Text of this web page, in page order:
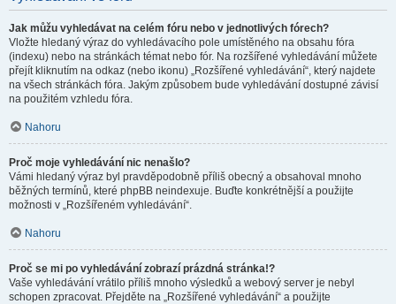
Jak můžu vyhledávat na celém fóru nebo v jednotlivých fórech?
Vložte hledaný výraz do vyhledávacího pole umístěného na obsahu fóra
(indexu) nebo na stránkách témat nebo fór. Na rozšířené vyhledávání můžete
přejít kliknutím na odkaz (nebo ikonu) „Rozšířené vyhledávání“, který najdete
na všech stránkách fóra. Jakým způsobem bude vyhledávání dostupné závisí
na použitém vzhledu fóra.
Nahoru
Proč moje vyhledávání nic nenašlo?
Vámi hledaný výraz byl pravděpodobně příliš obecný a obsahoval mnoho
běžných termínů, které phpBB neindexuje. Buďte konkrétnější a použijte
možnosti v „Rozšířeném vyhledávání“.
Nahoru
Proč se mi po vyhledávání zobrazí prázdná stránka!?
Vaše vyhledávání vrátilo příliš mnoho výsledků a webový server je nebyl
schopen zpracovat. Přejděte na „Rozšířené vyhledávání“ a použijte